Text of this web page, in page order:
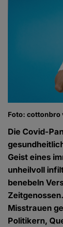
Foto: cottonbro
Die Covid-
Geist eines
unheilvoll
benebeln
Misstrauen
Politikern,